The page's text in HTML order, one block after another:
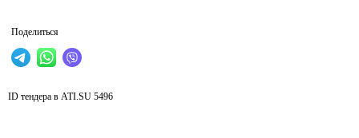
Поделиться
ID тендера в ATI.SU 5496